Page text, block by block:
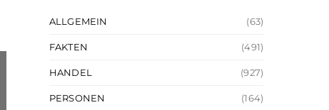
ALLGEMEIN (63)
FAKTEN (491)
HANDEL (927)
PERSONEN (164)